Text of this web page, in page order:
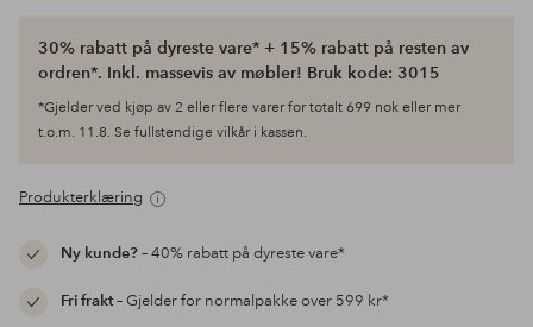
30% rabatt på dyreste vare* + 15% rabatt på resten av
ordren*. Inkl. massevis av møbler! Bruk kode: 3015
*Gjelder ved kjøp av 2 eller flere varer for totalt 699 nok eller mer
t.o.m. 11.8. Se fullstendige vilkår i kassen.
Produkterklæring
Ny kunde?– 40% rabatt på dyreste vare*
Fri frakt– Gjelder for normalpakke over 599 kr*